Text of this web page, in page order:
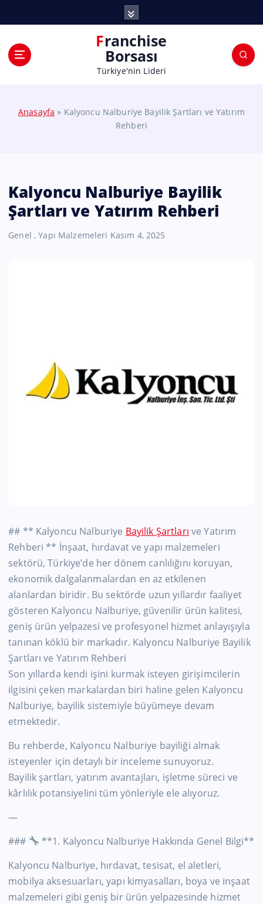
Franchise
Borsası
Türkiye'nin Lideri
Anasayfa » Kalyoncu Nalburiye Bayilik Şartları ve Yatırım
Rehberi
Kalyoncu Nalburiye Bayilik
Şartları ve Yatırım Rehberi
Genel ,Yapı Malzemeleri Kasım 4, 2025
## ** Kalyoncu Nalburiye Bayilik Şartları ve Yatırım
Rehberi ** İnşaat, hırdavat ve yapı malzemeleri
sektörü, Türkiye’de her dönem canlılığını koruyan,
ekonomik dalgalanmalardan en az etkilenen
alanlardan biridir. Bu sektörde uzun yıllardır faaliyet
gösteren Kalyoncu Nalburiye, güvenilir ürün kalitesi,
geniş ürün yelpazesi ve profesyonel hizmet anlayışıyla
tanınan köklü bir markadır. Kalyoncu Nalburiye Bayilik
Şartları ve Yatırım Rehberi
Son yıllarda kendi işini kurmak isteyen girişimcilerin
ilgisini çeken markalardan biri haline gelen Kalyoncu
Nalburiye, bayilik sistemiyle büyümeye devam
etmektedir.
Bu rehberde, Kalyoncu Nalburiye bayiliği almak
isteyenler için detaylı bir inceleme sunuyoruz.
Bayilik şartları, yatırım avantajları, işletme süreci ve
kârlılık potansiyelini tüm yönleriyle ele alıyoruz.
—
###
**1. Kalyoncu Nalburiye Hakkında Genel Bilgi**
Kalyoncu Nalburiye, hırdavat, tesisat, el aletleri,
mobilya aksesuarları, yapı kimyasalları, boya ve inşaat
malzemeleri gibi geniş bir ürün yelpazesinde hizmet